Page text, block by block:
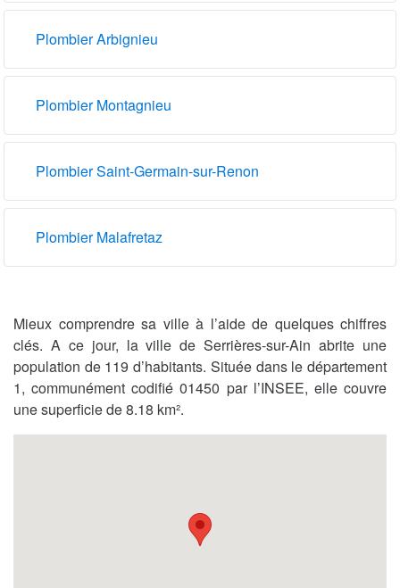
Plombier Arbignieu
Plombier Montagnieu
Plombier Saint-Germain-sur-Renon
Plombier Malafretaz
Mieux comprendre sa ville à l’aide de quelques chiffres
clés. A ce jour, la ville de Serrières-sur-Ain abrite une
population de 119 d’habitants. Située dans le département
1, communément codifié 01450 par l’INSEE, elle couvre
une superficie de 8.18 km².